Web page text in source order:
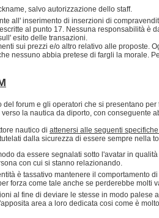
salvo autorizzazione dello staff.
all' inserimento di inserzioni di
al punto 17. Nessuna responsabilità è
esito delle transazioni.
sui prezzi e/o altro relativo alle proposte.
nessuno abbia pretese di fargli la morale.
forum e gli operatori che si presentano
la nautica da diporto, con conseguente
nautico di attenersi alle seguenti
dalla sicurezza di essere sempre nella
da essere segnalati sotto l'avatar in
con cui si stanno relazionando.
è tassativo mantenere il comportamento
forza come tale anche se perderebbe molti
al fine di deviare le stesse in modo palese
area a loro dedicata cosi come è